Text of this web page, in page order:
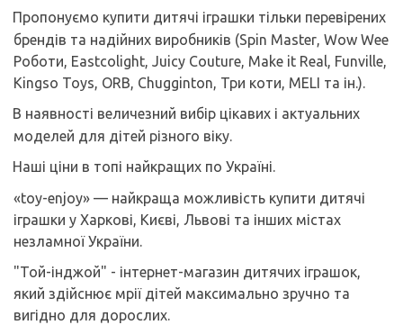
Пропонуємо купити дитячі іграшки тільки перевірених
брендів та надійних виробників (Spin Master, Wow Wee
Роботи, Eastcolight, Juicy Couture, Make it Real, Funville,
Kingso Toys, ORB, Chugginton, Три коти, MELI та ін.).
В наявності величезний вибір цікавих і актуальних
моделей для дітей різного віку.
Наші ціни в топі найкращих по Україні.
«toy-enjoy» — найкраща можливість купити дитячі
іграшки у Харкові, Києві, Львові та інших містах
незламної України.
"Той-інджой" - інтернет-магазин дитячих іграшок,
який здійснює мрії дітей максимально зручно та
вигідно для дорослих.